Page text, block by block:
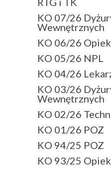
KO 07/26
Wewnętrznych
KO 06/26
KO 05/26 NPL
KO 04/26
KO 03/26
Wewnętrznych
KO 02/26
KO 01/26 POZ
KO 94/25 POZ
KO 93/25